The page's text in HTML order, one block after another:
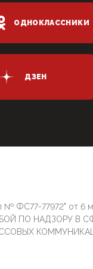
ОДНОКЛАССНИКИ
ДЗЕН
№ ФС77-77972" от 6
ПО НАДЗОРУ В